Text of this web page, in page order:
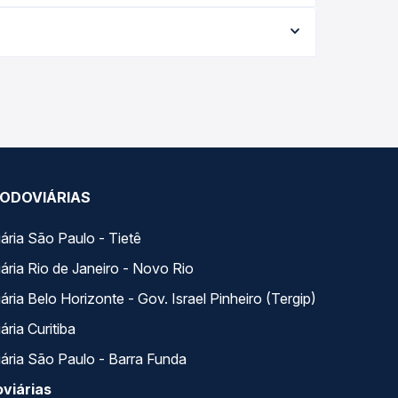
garante a melhor oferta para o seu roteiro.
São Paulo - Tietê
Rio de Janeiro - Novo Rio
Belo Horizonte - Gov. Israel Pinheiro (Tergip)
Curitiba
São Paulo - Barra Funda